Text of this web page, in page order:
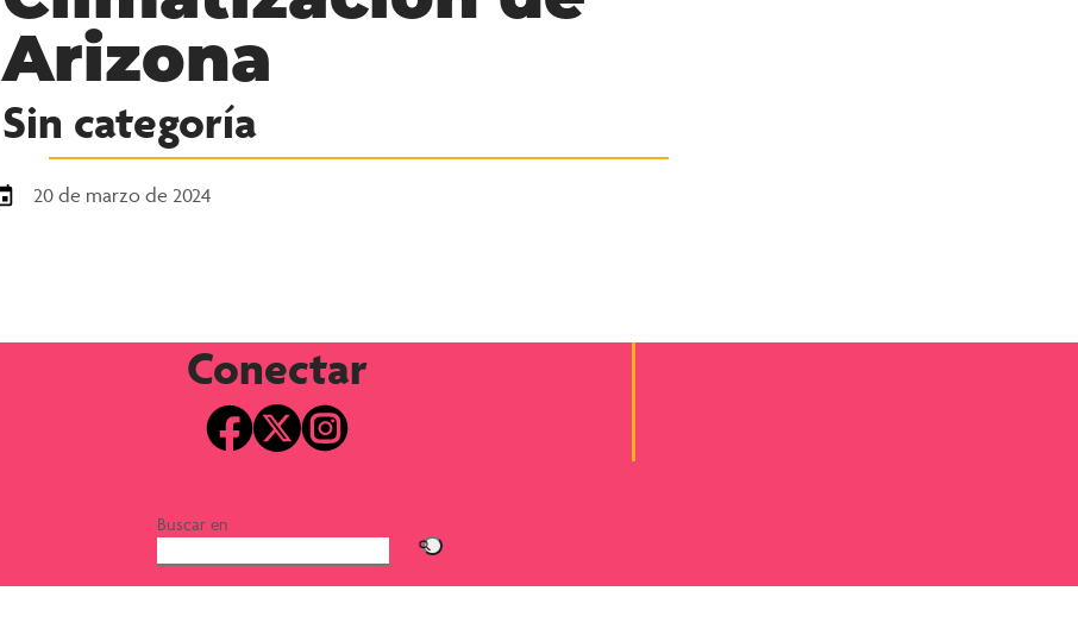
Arizona
Sin categoría
20 de marzo de 2024
Conectar
Buscar en